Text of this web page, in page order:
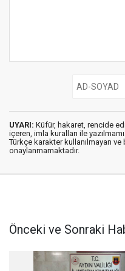
UYARI: Küfür, hakaret, rencide
içeren, imla kuralları ile
Türkçe karakter kullanılmayan
onaylanmamaktadır.
Önceki ve Sonraki